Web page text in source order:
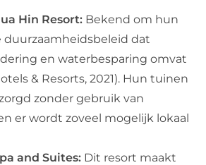
Hin Resort: Bekend om hun
dat
en waterbesparing omvat
& Resorts, 2021). Hun tuinen
zonder gebruik van
er wordt zoveel mogelijk lokaal
and Suites: Dit resort maakt